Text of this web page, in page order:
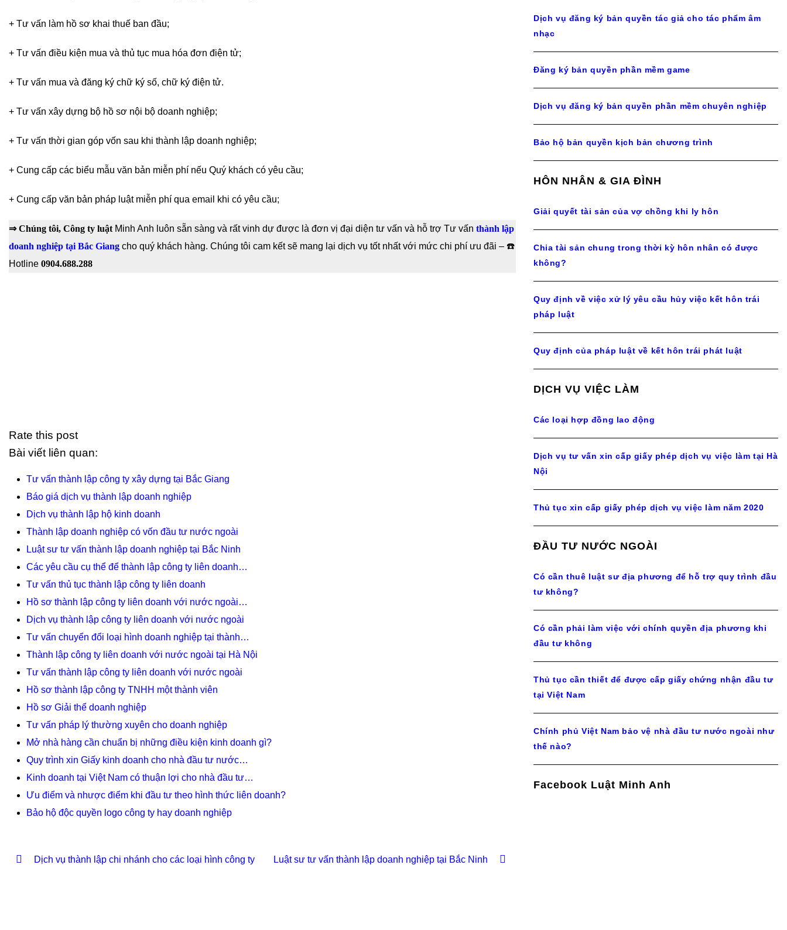
+ Tư vấn làm hồ sơ khai thuế ban đầu;
+ Tư vấn điều kiện mua và thủ tục mua hóa đơn điện tử;
+ Tư vấn mua và đăng ký chữ ký số, chữ ký điện tử.
+ Tư vấn xây dựng bộ hồ sơ nội bộ doanh nghiệp;
+ Tư vấn thời gian góp vốn sau khi thành lập doanh nghiệp;
+ Cung cấp các biểu mẫu văn bản miễn phí nếu Quý khách có yêu cầu;
+ Cung cấp văn bản pháp luật miễn phí qua email khi có yêu cầu;
⇒ Chúng tôi, Công ty luật Minh Anh luôn sẵn sàng và rất vinh dự được là đơn vị đại diện tư vấn và hỗ trợ Tư vấn thành lập
doanh nghiệp tại Bắc Giang cho quý khách hàng. Chúng tôi cam kết sẽ mang lại dịch vụ tốt nhất với mức chi phí ưu đãi – ☎️
Hotline 0904.688.288
Rate this post
Bài viết liên quan:
Tư vấn thành lập công ty xây dựng tại Bắc Giang
Báo giá dịch vụ thành lập doanh nghiệp
Dịch vụ thành lập hộ kinh doanh
Thành lập doanh nghiệp có vốn đầu tư nước ngoài
Luật sư tư vấn thành lập doanh nghiệp tại Bắc Ninh
Các yêu cầu cụ thể để thành lập công ty liên doanh…
Tư vấn thủ tục thành lập công ty liên doanh
Hồ sơ thành lập công ty liên doanh với nước ngoài…
Dịch vụ thành lập công ty liên doanh với nước ngoài
Tư vấn chuyển đổi loại hình doanh nghiệp tại thành…
Thành lập công ty liên doanh với nước ngoài tại Hà Nội
Tư vấn thành lập công ty liên doanh với nước ngoài
Hồ sơ thành lập công ty TNHH một thành viên
Hồ sơ Giải thể doanh nghiệp
Tư vấn pháp lý thường xuyên cho doanh nghiệp
Mở nhà hàng cần chuẩn bị những điều kiện kinh doanh gì?
Quy trình xin Giấy kinh doanh cho nhà đầu tư nước…
Kinh doanh tại Việt Nam có thuận lợi cho nhà đầu tư…
Ưu điểm và nhược điểm khi đầu tư theo hình thức liên doanh?
Bảo hộ độc quyền logo công ty hay doanh nghiệp
Dịch vụ thành lập chi nhánh cho các loại hình công ty Luật sư tư vấn thành lập doanh nghiệp tại Bắc Ninh
Dịch vụ đăng ký bản quyền tác giả cho tác phẩm âm
nhạc
Đăng ký bản quyền phần mềm game
Dịch vụ đăng ký bản quyền phần mềm chuyên nghiệp
Bảo hộ bản quyền kịch bản chương trình
HÔN NHÂN & GIA ĐÌNH
Giải quyết tài sản của vợ chồng khi ly hôn
Chia tài sản chung trong thời kỳ hôn nhân có được
không?
Quy định về việc xử lý yêu cầu hủy việc kết hôn trái
pháp luật
Quy định của pháp luật về kết hôn trái phát luật
DỊCH VỤ VIỆC LÀM
Các loại hợp đồng lao động
Dịch vụ tư vấn xin cấp giấy phép dịch vụ việc làm tại Hà
Nội
Thủ tục xin cấp giấy phép dịch vụ việc làm năm 2020
ĐẦU TƯ NƯỚC NGOÀI
Có cần thuê luật sư địa phương để hỗ trợ quy trình đầu
tư không?
Có cần phải làm việc với chính quyền địa phương khi
đầu tư không
Thủ tục cần thiết để được cấp giấy chứng nhận đầu tư
tại Việt Nam
Chính phủ Việt Nam bảo vệ nhà đầu tư nước ngoài như
thế nào?
Facebook Luật Minh Anh